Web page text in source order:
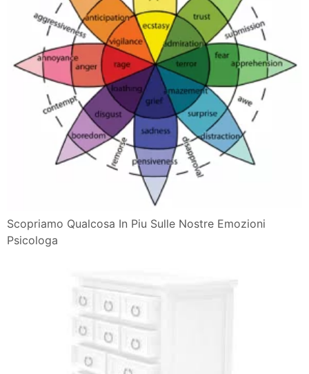
Scopriamo Qualcosa In Piu Sulle Nostre Emozioni
Psicologa